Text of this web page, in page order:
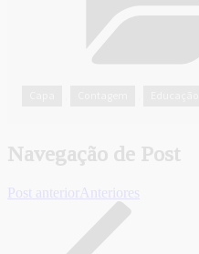
Navegação de Post
Post anterior Anteriores